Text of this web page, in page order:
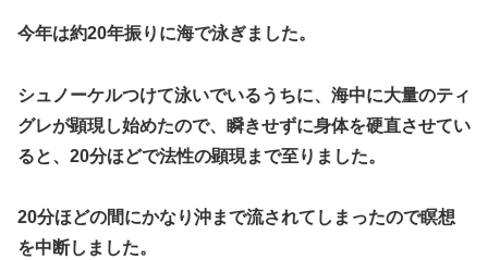
今年は約20年振りに海で泳ぎました。
シュノーケルつけて泳いでいるうちに、海中に大量のティ
グレが顕現し始めたので、瞬きせずに身体を硬直させてい
ると、20分ほどで法性の顕現まで至りました。
20分ほどの間にかなり沖まで流されてしまったので瞑想
を中断しました。